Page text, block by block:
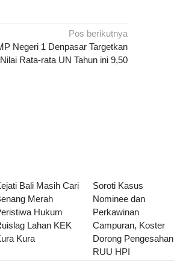
Pos berikutnya
Negeri 1 Denpasar Targetkan
Nilai Rata-rata UN Tahun ini 9,50
Bali Masih Cari
Merah
Hukum
Lahan KEK
Kura
Soroti Kasus
Nominee dan
Perkawinan
Campuran, Koster
Dorong Pengesahan
RUU HPI